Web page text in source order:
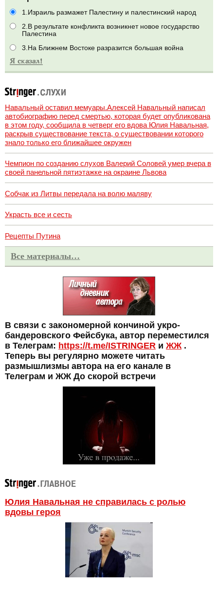
1.Израиль размажет Палестину и палестинский народ
2.В результате конфликта возникнет новое государство
Палестина
3.На Ближнем Востоке разразится большая война
Навальный оставил мемуары.Алексей Навальный написал
автобиографию перед смертью, которая будет опубликована
в этом году, сообщила в четверг его вдова Юлия Навальная,
раскрыв существование текста, о существовании которого
знало только его ближайшее окружен
Чемпион по созданию слухов Валерий Соловей умер вчера в
своей панельной пятиэтажке на окраине Львова
Собчак из Литвы передала на волю маляву
Украсть все и сесть
Рецепты Путина
Все материалы…
В связи с закономерной кончиной укро-
бандеровского Фейсбука, автор переместился
в Телеграм: https://t.me/ISTRINGER и ЖЖ.
Теперь вы регулярно можете читать
размышлизмы автора на его канале в
Телеграм и ЖЖ До скорой встречи
Юлия Навальная не справилась с ролью
вдовы героя